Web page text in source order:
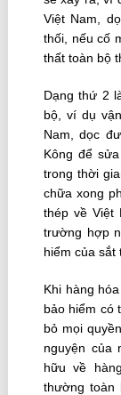
Việt Nam,
thối, nếu cố
thất toàn bộ
Dạng thứ 2
bộ, ví dụ
Nam, dọc
Kông để
trong thời
chữa xong
thép về Việt
trường hợp
hiểm của sắt
Khi hàng
bảo hiểm có
bỏ mọi
nguyện của
hữu về
thường toàn